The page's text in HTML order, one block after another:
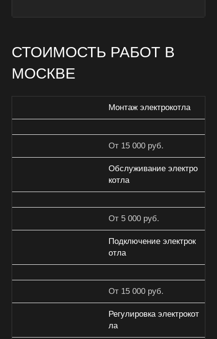
СТОИМОСТЬ РАБОТ В
МОСКВЕ
Монтаж электрокотла
От 15 000 руб.
Обслуживание электро
котла
От 5 000 руб.
Подключение электрок
отла
От 15 000 руб.
Регулировка электрокот
ла